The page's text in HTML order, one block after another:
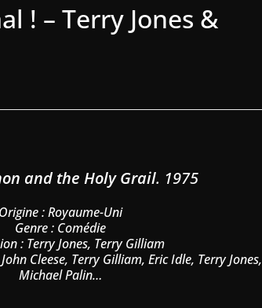
! – Terry Jones &
and the Holy Grail. 1975
Origine : Royaume-Uni
Genre : Comédie
: Terry Jones, Terry Gilliam
Cleese, Terry Gilliam, Eric Idle, Terry Jones,
Michael Palin…